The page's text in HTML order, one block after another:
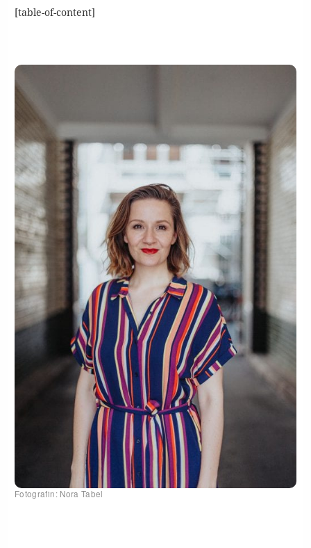
[table-of-content]
Fotografin: Nora Tabel